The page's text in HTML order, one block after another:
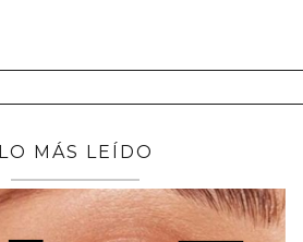
LO MÁS LEÍDO